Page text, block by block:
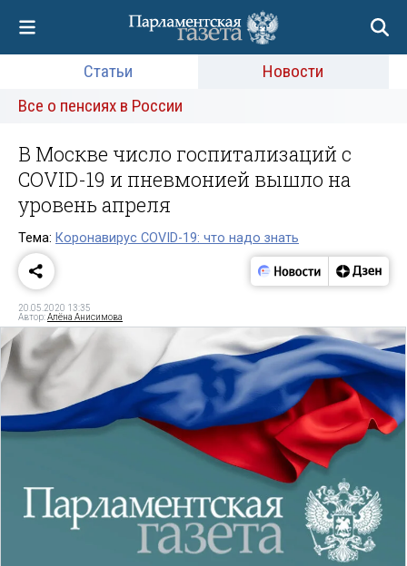
Статьи
Новости
Все о пенсиях в России
В Москве число госпитализаций с
COVID-19 и пневмонией вышло на
уровень апреля
Тема: Коронавирус COVID-19: что надо знать
20.05.2020 13:35
Автор:Алёна Анисимова